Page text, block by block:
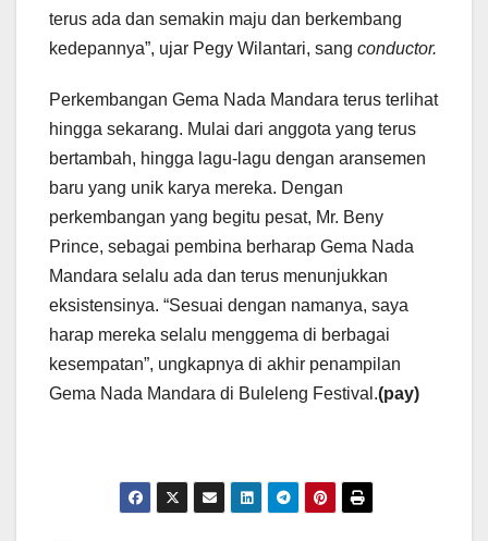
terus ada dan semakin maju dan berkembang
kedepannya”, ujar Pegy Wilantari, sang conductor.
Perkembangan Gema Nada Mandara terus terlihat
hingga sekarang. Mulai dari anggota yang terus
bertambah, hingga lagu-lagu dengan aransemen
baru yang unik karya mereka. Dengan
perkembangan yang begitu pesat, Mr. Beny
Prince, sebagai pembina berharap Gema Nada
Mandara selalu ada dan terus menunjukkan
eksistensinya. “Sesuai dengan namanya, saya
harap mereka selalu menggema di berbagai
kesempatan”, ungkapnya di akhir penampilan
Gema Nada Mandara di Buleleng Festival.(pay)